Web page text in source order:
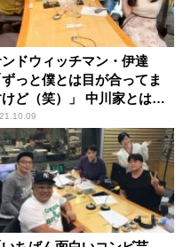
ドウィッチマン・伊達
ずっと僕とは目が合ってま
ど（笑）」 中川家とは照
目が合わせられないとい
性アナの告白にツッコミ